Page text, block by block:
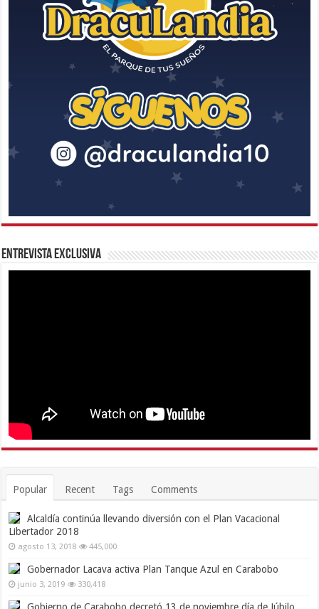
Entrevista Exclusiva
Popular Recent Tags Comments
Alcaldía continúa llevando diversión con el Plan Vacacional
Libertador 2018
agosto 13, 2018 445,000
Gobernador Lacava activa Plan Tanque Azul en Carabobo
junio 3, 2019 330,418
Gobierno de Carabobo decretó 13 de noviembre día de Júbilo